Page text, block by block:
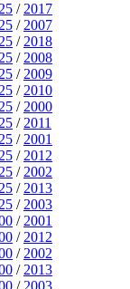
/ 2017
/ 2007
/ 2018
/ 2008
/ 2009
/ 2010
/ 2000
/ 2011
/ 2001
/ 2012
/ 2002
/ 2013
/ 2003
/ 2001
/ 2012
/ 2002
/ 2013
/ 2003